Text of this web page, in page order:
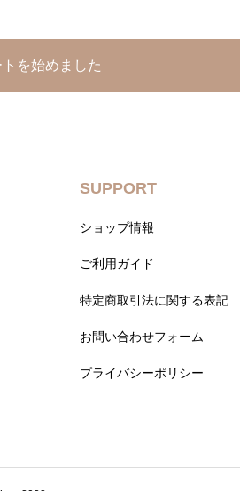
を始めました
SUPPORT
ショップ情報
ご利用ガイド
特定商取引法に関する表記
お問い合わせフォーム
プライバシーポリシー